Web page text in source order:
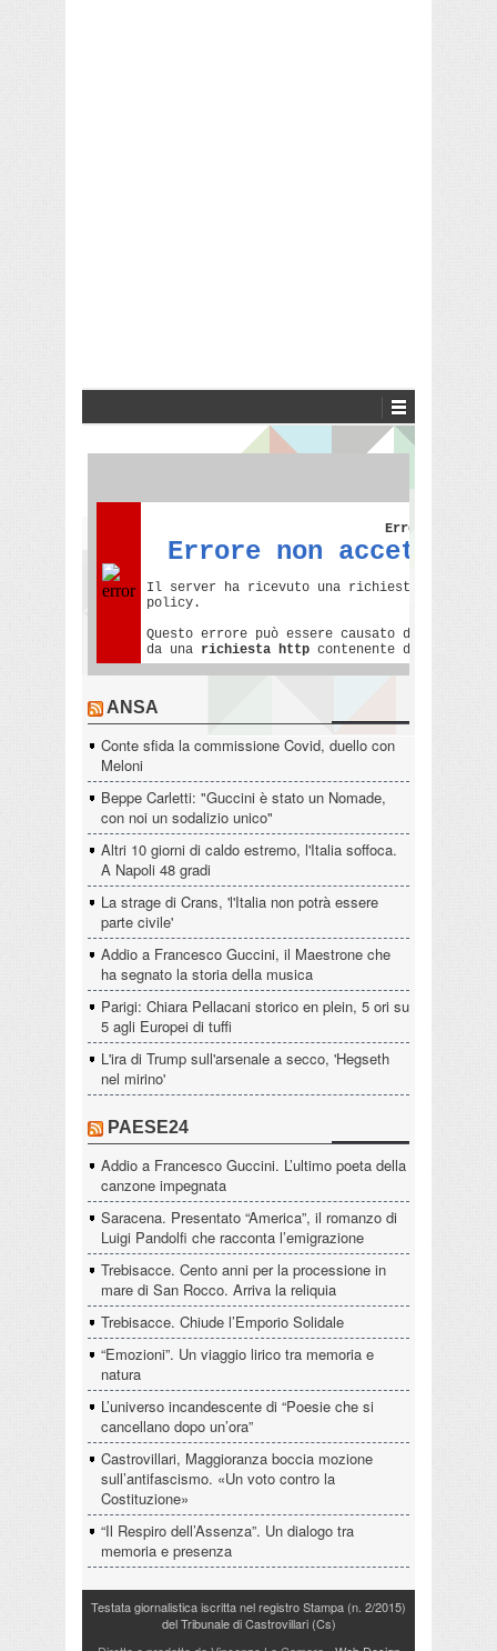
ANSA
Conte sfida la commissione Covid, duello con
Meloni
Beppe Carletti: "Guccini è stato un Nomade,
con noi un sodalizio unico"
Altri 10 giorni di caldo estremo, l'Italia soffoca.
A Napoli 48 gradi
La strage di Crans, 'l'Italia non potrà essere
parte civile'
Addio a Francesco Guccini, il Maestrone che
ha segnato la storia della musica
Parigi: Chiara Pellacani storico en plein, 5 ori su
5 agli Europei di tuffi
L'ira di Trump sull'arsenale a secco, 'Hegseth
nel mirino'
PAESE24
Addio a Francesco Guccini. L’ultimo poeta della
canzone impegnata
Saracena. Presentato “America”, il romanzo di
Luigi Pandolfi che racconta l’emigrazione
Trebisacce. Cento anni per la processione in
mare di San Rocco. Arriva la reliquia
Trebisacce. Chiude l’Emporio Solidale
“Emozioni”. Un viaggio lirico tra memoria e
natura
L’universo incandescente di “Poesie che si
cancellano dopo un’ora”
Castrovillari, Maggioranza boccia mozione
sull’antifascismo. «Un voto contro la
Costituzione»
“Il Respiro dell’Assenza”. Un dialogo tra
memoria e presenza
Testata giornalistica iscritta nel registro Stampa (n. 2/2015)
del Tribunale di Castrovillari (Cs)